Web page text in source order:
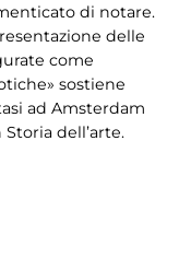
di notare.
delle
come
sostiene
ad Amsterdam
dell’arte.